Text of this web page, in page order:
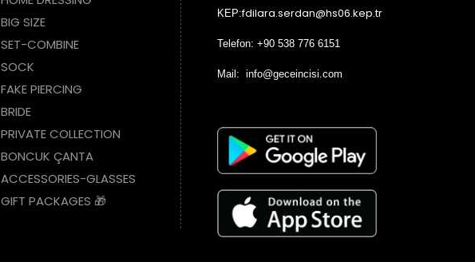
BIG SIZE
SET-COMBINE
SOCK
FAKE PIERCING
BRIDE
PRIVATE COLLECTION
BONCUK ÇANTA
ACCESSORIES-GLASSES
GIFT PACKAGES 🎁
KEP:fdilara.serdan@hs06.kep.tr
Telefon: +90 538 776 6151
Mail: info@geceincisi.com